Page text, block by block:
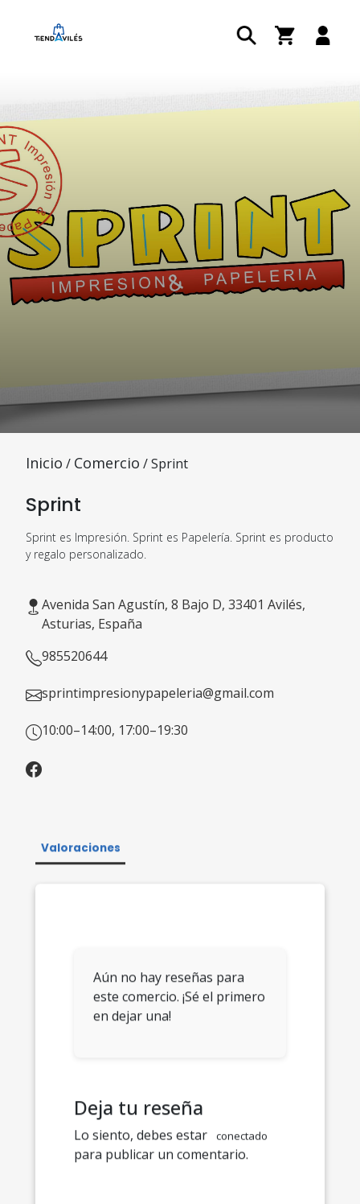
Inicio / Comercio / Sprint
Sprint
Sprint es Impresión. Sprint es Papelería. Sprint es producto
y regalo personalizado.
Avenida San Agustín, 8 Bajo D, 33401 Avilés,
Asturias, España
985520644
sprintimpresionypapeleria@gmail.com
10:00–14:00, 17:00–19:30
Valoraciones
Aún no hay reseñas para
este comercio. ¡Sé el primero
en dejar una!
Deja tu reseña
Lo siento, debes estar conectado
para publicar un comentario.